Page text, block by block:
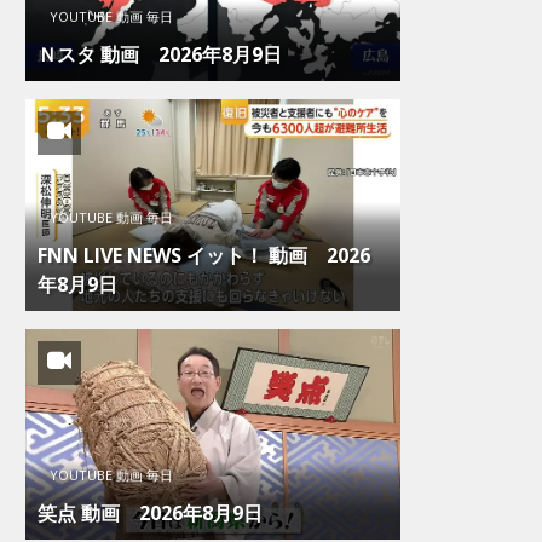
YOUTUBE 動画 毎日
Ｎスタ 動画 2026年8月9日
YOUTUBE 動画 毎日
FNN LIVE NEWS イット！ 動画 2026
年8月9日
YOUTUBE 動画 毎日
笑点 動画 2026年8月9日